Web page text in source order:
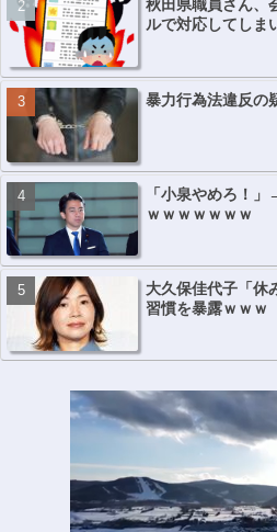
秋田県職員さん、
ルで対応してしま
暴力行為法違反の
「小泉やめろ！
ｗｗｗｗｗｗｗ
大久保佳代子「休
習慣を暴露ｗｗｗ